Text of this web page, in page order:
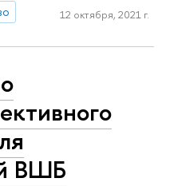
12 октября, 2021 г.
ВШБ